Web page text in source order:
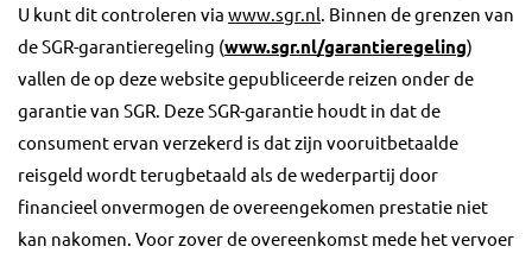
U kunt dit controleren via www.sgr.nl. Binnen de grenzen van
de SGR-garantieregeling (www.sgr.nl/garantieregeling)
vallen de op deze website gepubliceerde reizen onder de
garantie van SGR. Deze SGR-garantie houdt in dat de
consument ervan verzekerd is dat zijn vooruitbetaalde
reisgeld wordt terugbetaald als de wederpartij door
financieel onvermogen de overeengekomen prestatie niet
kan nakomen. Voor zover de overeenkomst mede het vervoer